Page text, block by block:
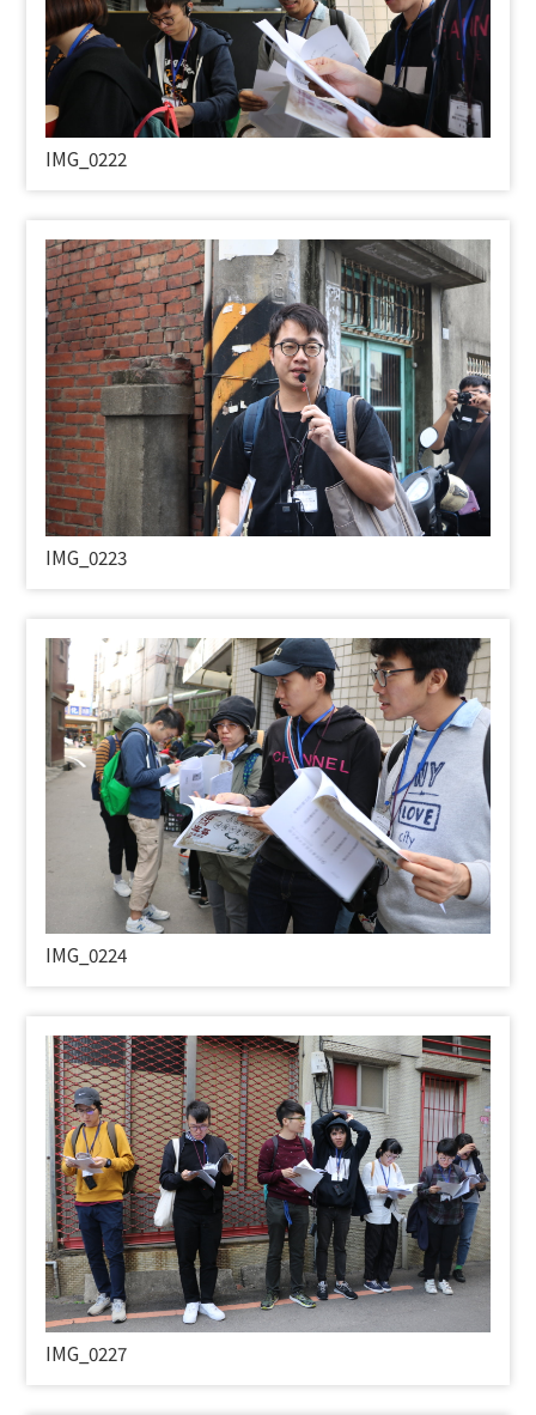
IMG_0222
IMG_0223
IMG_0224
IMG_0227